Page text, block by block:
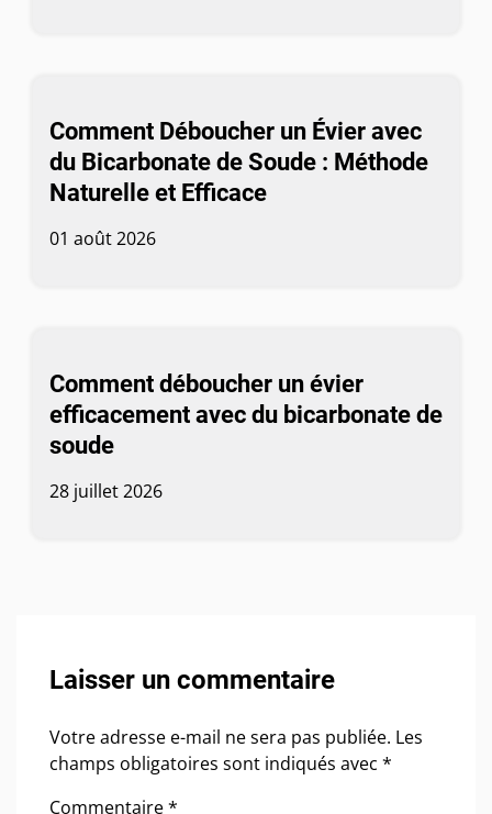
Comment Déboucher un Évier avec
du Bicarbonate de Soude : Méthode
Naturelle et Efficace
01 août 2026
Comment déboucher un évier
efficacement avec du bicarbonate de
soude
28 juillet 2026
Laisser un commentaire
Votre adresse e-mail ne sera pas publiée. Les
champs obligatoires sont indiqués avec *
Commentaire*